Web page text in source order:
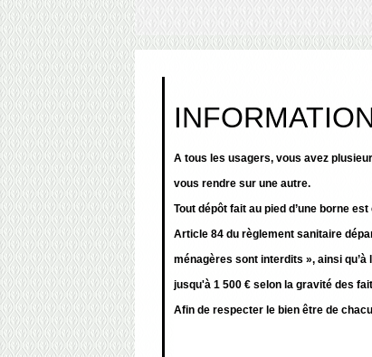
A tous les usagers, vous avez
vous rendre sur une autre.
Tout dépôt fait au pied d’une borne
Article 84 du règlement sanitaire
ménagères sont interdits », ainsi
jusqu'à 1 500 € selon la gravité des
Afin de respecter le bien être de